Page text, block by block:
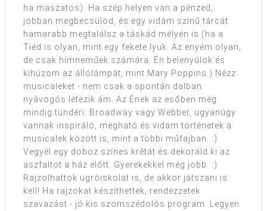
ha maszatos). Ha szép helyen van a pénzed,
jobban megbecsülöd, és egy vidám színű tárcát
hamarabb megtalálsz a táskád mélyén is (ha a
Tiéd is olyan, mint egy fekete lyuk. Az enyém olyan,
de csak hímneműek számára. Én belenyúlok és
kihúzom az állólámpát, mint Mary Poppins.) Nézz
musicaleket - nem csak a spontán dalban
nyávogós létezik ám. Az Ének az esőben még
mindig tündéri. Broadway vagy Webber, ugyanúgy
vannak inspiráló, megható és vidám történetek a
musicalek között is, mint a többi műfajban. :)
Vegyél egy doboz színes krétát és dekoráld ki az
aszfaltot a ház előtt. Gyerekekkel még jobb. :)
Rajzolhattok ugróiskolát is, de akkor játszani is
kell! Ha rajzokat készíthettek, rendezzetek
szavazást - jó kis szomszédolós program. Legyen